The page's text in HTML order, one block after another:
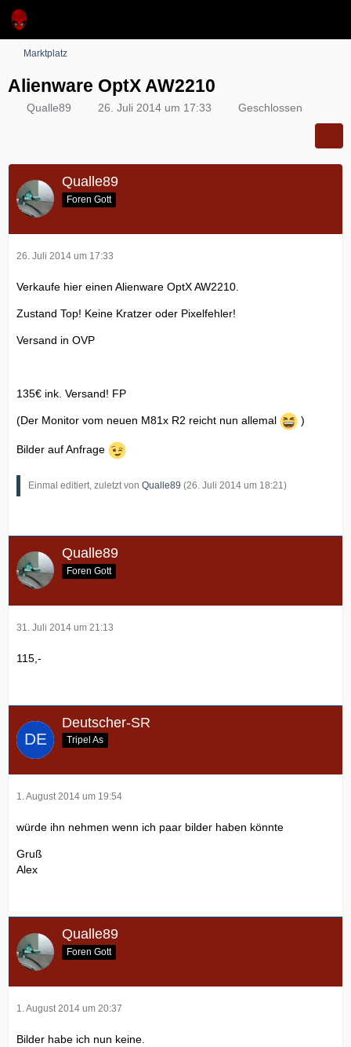
Marktplatz
Alienware OptX AW2210
Qualle89 26. Juli 2014 um 17:33 Geschlossen
Qualle89
Foren Gott
26. Juli 2014 um 17:33
Verkaufe hier einen Alienware OptX AW2210.
Zustand Top! Keine Kratzer oder Pixelfehler!
Versand in OVP
135€ ink. Versand! FP
(Der Monitor vom neuen M81x R2 reicht nun allemal )
Bilder auf Anfrage
Einmal editiert, zuletzt von Qualle89 (26. Juli 2014 um 18:21 )
Qualle89
Foren Gott
31. Juli 2014 um 21:13
115,-
Deutscher-SR
Tripel As
1. August 2014 um 19:54
würde ihn nehmen wenn ich paar bilder haben könnte
Gruß
Alex
Qualle89
Foren Gott
1. August 2014 um 20:37
Bilder habe ich nun keine.